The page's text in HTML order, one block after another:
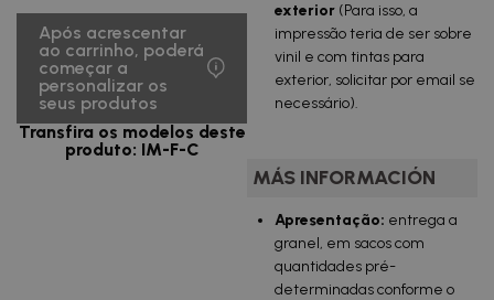
10000
uds.
0,25
€/u.
2 508,47
IVA incluido
25000
uds.
0,23
5 701,08
IVA incluido
Após acrescentar
ao carrinho, poderá
começar a
personalizar os
seus produtos
Transfira os modelos deste
produto: IM-F-C
exterior (Para isso, a
impressão teria de ser sobre
vinil e com tintas para
exterior, solicitar por email se
necessário).
MÁS INFORMACIÓN
Apresentação: entrega a
granel, em sacos com
quantidades pré-
determinadas conforme o